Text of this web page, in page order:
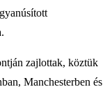
zajlottak, köztük
Manchesterben és